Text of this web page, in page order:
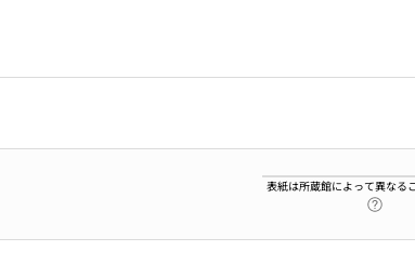
表紙は所蔵館によって異なる